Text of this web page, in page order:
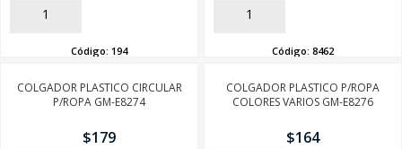
AÑADIR
Código: 194
AÑADIR
Código: 8462
COLGADOR PLASTICO CIRCULAR
P/ROPA GM-E8274
$179
COLGADOR PLASTICO P/ROPA
COLORES VARIOS GM-E8276
$164